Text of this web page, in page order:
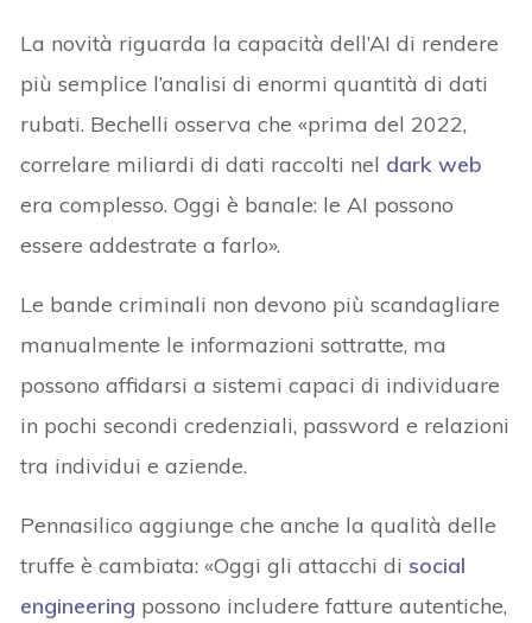
La novità riguarda la capacità dell’AI di rendere
più semplice l’analisi di enormi quantità di dati
rubati. Bechelli osserva che «prima del 2022,
correlare miliardi di dati raccolti nel dark web
era complesso. Oggi è banale: le AI possono
essere addestrate a farlo».
Le bande criminali non devono più scandagliare
manualmente le informazioni sottratte, ma
possono affidarsi a sistemi capaci di individuare
in pochi secondi credenziali, password e relazioni
tra individui e aziende.
Pennasilico aggiunge che anche la qualità delle
truffe è cambiata: «Oggi gli attacchi di social
engineering possono includere fatture autentiche,